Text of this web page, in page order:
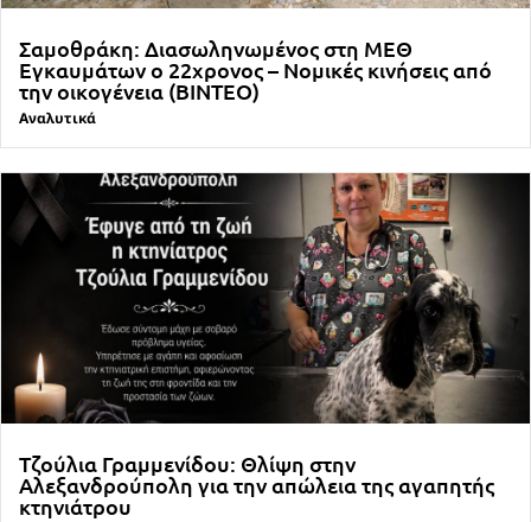
Σαμοθράκη: Διασωληνωμένος στη ΜΕΘ
Εγκαυμάτων ο 22χρονος – Νομικές κινήσεις από
την οικογένεια (ΒΙΝΤΕΟ)
Αναλυτικά
Τζούλια Γραμμενίδου: Θλίψη στην
Αλεξανδρούπολη για την απώλεια της αγαπητής
κτηνιάτρου